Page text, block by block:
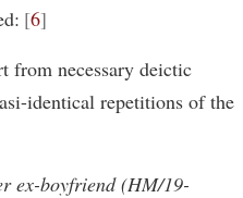
6
from necessary deictic
identical repetitions of the
ex-boyfriend (HM/19-